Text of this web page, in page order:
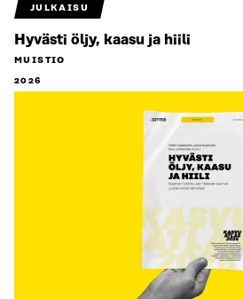
JULKAISU
Hyvästi öljy, kaasu ja hiili
MUISTIO
2026